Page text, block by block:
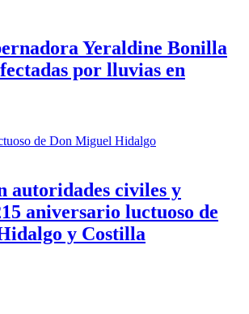
Yeraldine Bonilla
por lluvias en
autoridades civiles y
aniversario luctuoso de
y Costilla